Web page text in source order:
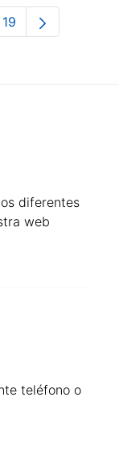
intermedias
Página
19
diferentes
web
teléfono o